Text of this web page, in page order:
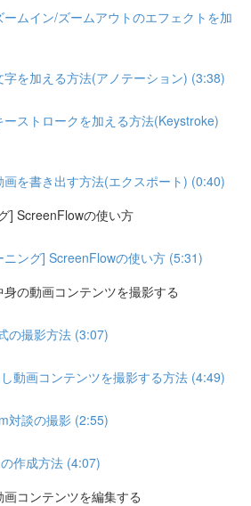
ムイン/ズームアウトのエフェクトを加
を加える方法(アノテーション) (3:38)
ストロークを加える方法(Keystroke)
を書き出す方法(エクスポート) (0:40)
] ScreenFlowの使い方
ニング] ScreenFlowの使い方 (5:31)
の動画コンテンツを撮影する
の撮影方法 (3:07)
動画コンテンツを撮影する方法 (4:49)
対談の撮影 (2:55)
作成方法 (4:07)
コンテンツを編集する